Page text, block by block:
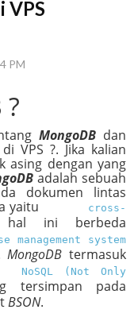
VPS
PM
MongoDB dan
di VPS ?. Jika kalian
asing dengan yang
adalah sebuah
dokumen lintas
yaitu
cross-
ini berbeda
management system
MongoDB termasuk
NoSQL (Not Only
tersimpan pada
BSON.